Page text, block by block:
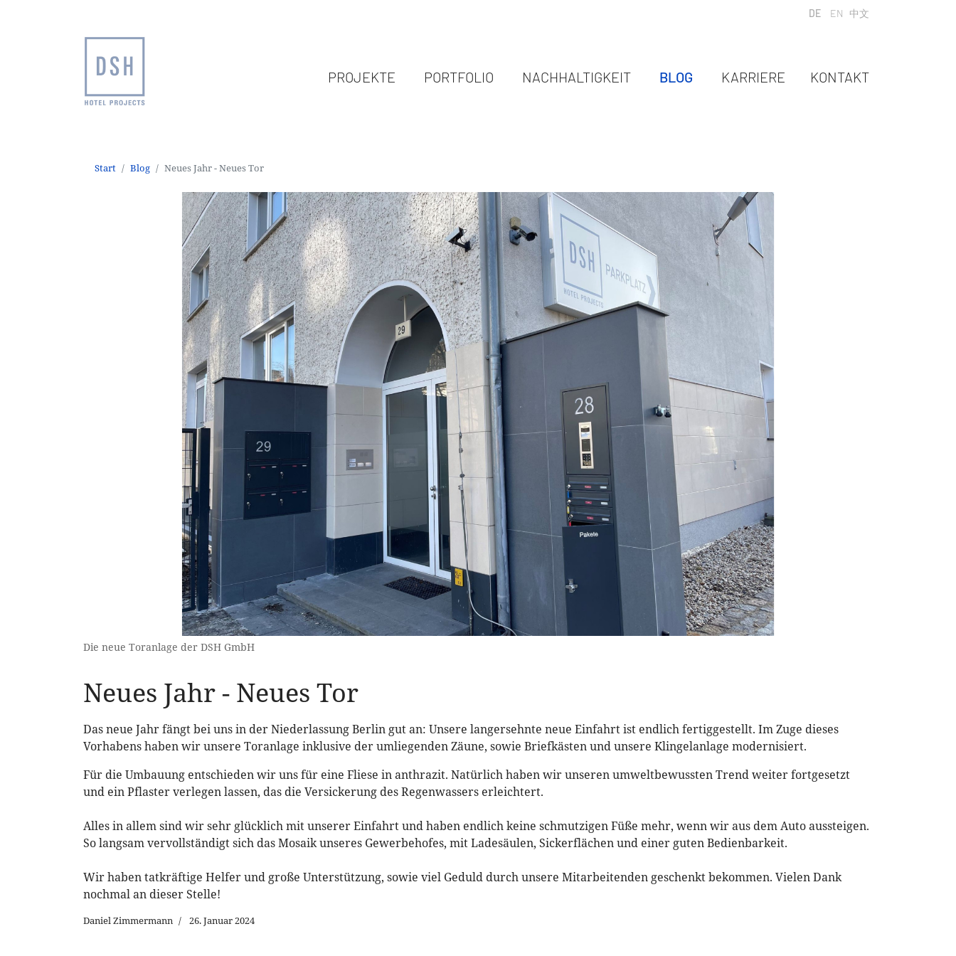
Sprache auswählen
DE EN 中文
PROJEKTE PORTFOLIO NACHHALTIGKEIT BLOG KARRIERE KONTAKT
Start Blog Neues Jahr - Neues Tor
Die neue Toranlage der DSH GmbH
Neues Jahr - Neues Tor
Das neue Jahr fängt bei uns in der Niederlassung Berlin gut an: Unsere langersehnte neue Einfahrt ist endlich fertiggestellt. Im Zuge dieses
Vorhabens haben wir unsere Toranlage inklusive der umliegenden Zäune, sowie Briefkästen und unsere Klingelanlage modernisiert.
Für die Umbauung entschieden wir uns für eine Fliese in anthrazit. Natürlich haben wir unseren umweltbewussten Trend weiter fortgesetzt
und ein Pflaster verlegen lassen, das die Versickerung des Regenwassers erleichtert.
Alles in allem sind wir sehr glücklich mit unserer Einfahrt und haben endlich keine schmutzigen Füße mehr, wenn wir aus dem Auto aussteigen.
So langsam vervollständigt sich das Mosaik unseres Gewerbehofes, mit Ladesäulen, Sickerflächen und einer guten Bedienbarkeit.
Wir haben tatkräftige Helfer und große Unterstützung, sowie viel Geduld durch unsere Mitarbeitenden geschenkt bekommen. Vielen Dank
nochmal an dieser Stelle!
Daniel Zimmermann 26. Januar 2024